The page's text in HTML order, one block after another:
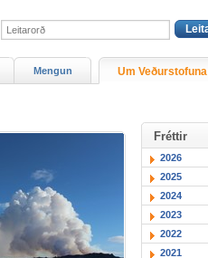
Fréttir
2026
2025
2024
2023
2022
2021
Mengun Um Veðurstofuna